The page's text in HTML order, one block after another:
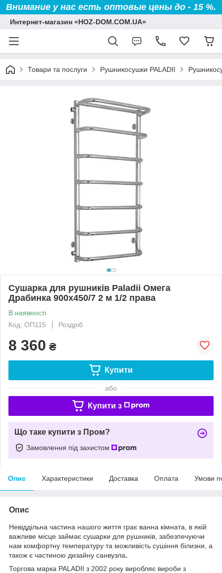
Внимание у нас есть оптовые цены до - 15 %.
Интернет-магазин «HOZ-DOM.COM.UA»
Товари та послуги Рушникосушки PALADII
Сушарка для рушників Paladii Омега
Драбинка 900х450/7 2 м 1/2 права
В наявності
Код: ОП115
Роздріб
8 360 ₴
Купити
або
Купити з
Що таке купити з Пром?
Замовлення під захистом
Опис Характеристики Доставка Оплата Умови
Опис
Невіддільна частина нашого життя грає ванна кімната, в якій
важливе місце займає сушарки для рушників, забезпечуючи
нам комфортну температуру та можливість сушіння білизни, а
також є частиною дизайну санвузла.
Торгова марка PALADII з 2002 року виробляє вироби з